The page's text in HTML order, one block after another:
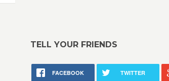
TELL YOUR FRIENDS
FACEBOOK TWITTER